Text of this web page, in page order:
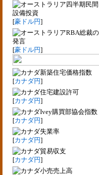
四半期民間
設備投資
[豪ドル円]
RBA総裁の
発言
[豪ドル円]
新築住宅価格指数
[カナダ円]
住宅建設許可
[カナダ円]
Ivey購買部協会指数
[カナダ円]
失業率
[カナダ円]
貿易収支
[カナダ円]
小売売上高